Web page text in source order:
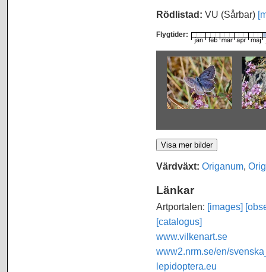
Rödlistad: VU (Sårbar)
Flygtider:
Värdväxt: Origanum,
Länkar
Artportalen: [images]
[catalogus]
www.vilkenart.se
www2.nrm.se/en/
lepidoptera.eu